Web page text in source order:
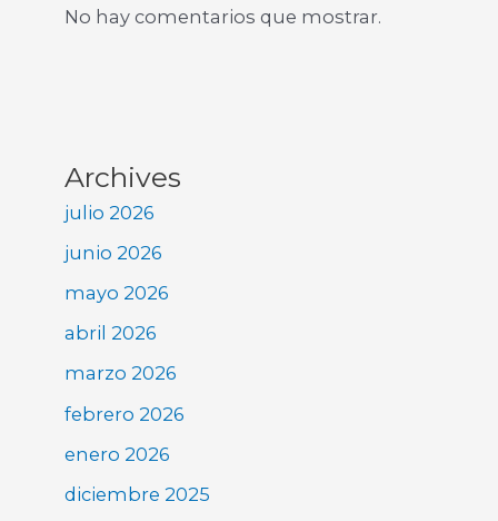
No hay comentarios que mostrar.
Archives
julio 2026
junio 2026
mayo 2026
abril 2026
marzo 2026
febrero 2026
enero 2026
diciembre 2025